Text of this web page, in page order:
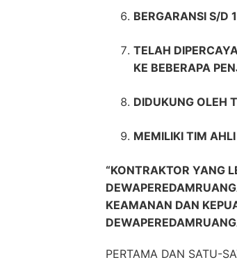
BERGARANSI S/D
TELAH
KE BEBERAPA
DIDUKUNG OLEH
MEMILIKI TIM
“KONTRAKTOR YANG
KEAMANAN DAN
PERTAMA DAN SATU-